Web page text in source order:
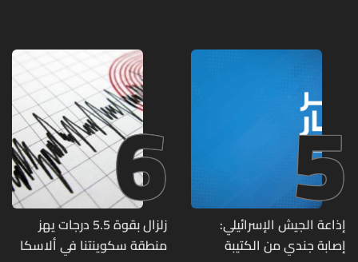
تحت الأرض
5
إذاعة الجيش الإسرائيلي:
إصابة جندي من الكتيبة
6
زلزال بقوة 5.5 درجات يهز
منطقة سكوينتنا في ألاسكا